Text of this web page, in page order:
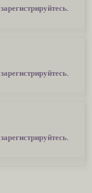
зарегистрируйтесь.
зарегистрируйтесь
зарегистрируйтесь.